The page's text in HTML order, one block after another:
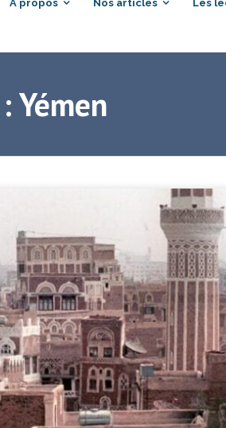
A propos Nos articles Les
Yémen